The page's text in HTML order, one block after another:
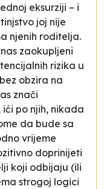
eksurziji – i
joj nije
njenih roditelja.
zaokupljeni
rizika u
obzira na
znači
po njih, nikada
da bude sa
vrijeme
doprinijeti
koji odbijaju (ili
strogoj logici